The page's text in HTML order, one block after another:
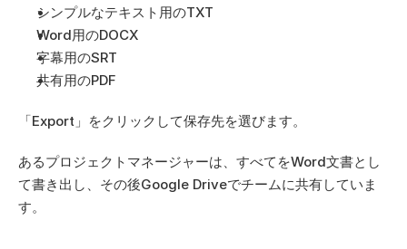
シンプルなテキスト用のTXT
Word用のDOCX
字幕用のSRT
共有用のPDF
「Export」をクリックして保存先を選びます。
あるプロジェクトマネージャーは、すべてをWord文書とし
て書き出し、その後Google Driveでチームに共有していま
す。